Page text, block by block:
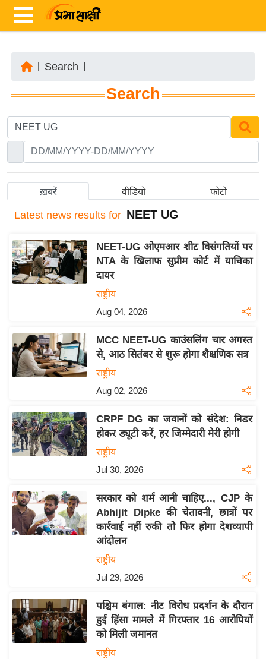
ज़ा
ख
र
ष्ट्री
अं
र्रा
ष्ट्री
य
स
उ
द्यो
ज
ग
त
वि
ष
ज्ञ
रा
य
खे
ल
क्रि
Search
Search
ख़बरें वीडियो फोटो
Latest news results for NEET UG
NEET-UG ओएमआर शीट विसंगतियों पर
NTA के खिलाफ सुप्रीम कोर्ट में याचिका
दायर
राष्ट्रीय
Aug 04, 2026
MCC NEET-UG काउंसलिंग चार अगस्त
से, आठ सितंबर से शुरू होगा शैक्षणिक सत्र
राष्ट्रीय
Aug 02, 2026
CRPF DG का जवानों को संदेश: निडर
होकर ड्यूटी करें, हर जिम्मेदारी मेरी होगी
राष्ट्रीय
Jul 30, 2026
सरकार को शर्म आनी चाहिए..., CJP के
Abhijit Dipke की चेतावनी, छात्रों पर
कार्रवाई नहीं रुकी तो फिर होगा देशव्यापी
आंदोलन
राष्ट्रीय
Jul 29, 2026
पश्चिम बंगाल: नीट विरोध प्रदर्शन के दौरान
हुई हिंसा मामले में गिरफ्तार 16 आरोपियों
को मिली जमानत
राष्ट्रीय